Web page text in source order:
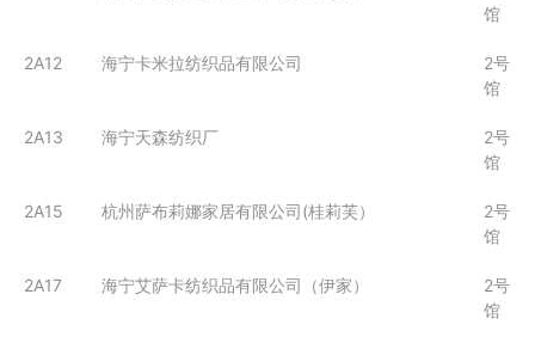
馆
2A12 海宁卡米拉纺织品有限公司
2号
馆
2A13 海宁天森纺织厂
2号
馆
2A15 杭州萨布莉娜家居有限公司(桂莉芙）
2号
馆
2A17 海宁艾萨卡纺织品有限公司（伊家）
2号
馆